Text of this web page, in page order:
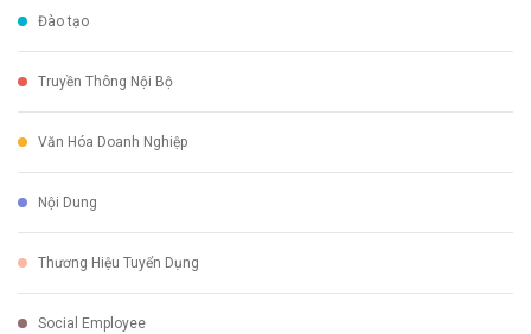
Đào tạo
Truyền Thông Nội Bộ
Văn Hóa Doanh Nghiệp
Nội Dung
Thương Hiệu Tuyển Dụng
Social Employee